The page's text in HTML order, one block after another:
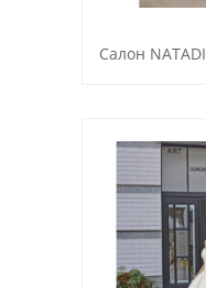
Салон NATADI